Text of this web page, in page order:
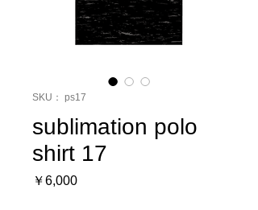
SKU： ps17
sublimation polo
shirt 17
￥6,000価